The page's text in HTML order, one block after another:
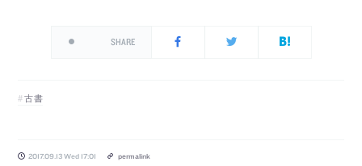
SHARE
古書
2017.09.13 Wed 17:01 permalink